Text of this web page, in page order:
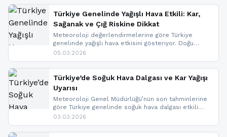
Türkiye Genelinde Yağışlı Hava Etkili: Kar,
Sağanak ve Çığ Riskine Dikkat
Meteoroloji değerlendirmelerine göre Türkiye
genelinde yağışlı hava etkisini gösteriyor. Doğu
bölgelerinde kar yağışı beklenirken Marmara ve
ise çığ tehlikesi bulunuyor. İç kesimlerde sis ve pus
nedeniyle görüş mesafesinde azalma
yaşanabileceği belirtiliyor.
05.03.2026
Türkiye’de Soğuk Hava Dalgası ve Kar Yağışı
Uyarısı
Meteoroloji Genel Müdürlüğü’nün son tahminlerine
göre Türkiye genelinde soğuk hava dalgası etkili
oluyor. Birçok il için kar yağışı ve buzlanma uyarısı
03.03.2026